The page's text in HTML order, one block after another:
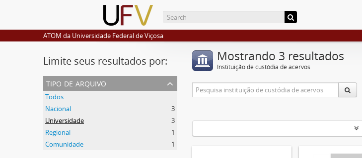
ATOM da Universidade Federal de Viçosa
Limite seus resultados por:
tipo de arquivo
Todos
Nacional
3
Universidade
3
Regional
1
Comunidade
1
Mostrando 3 resultados
Instituição de custódia de acervos